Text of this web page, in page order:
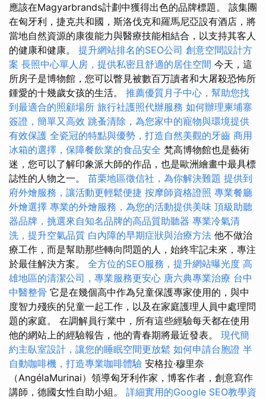
應該在Magyarbrands計劃中獲得出色的品牌標題。 該集團
在匈牙利，捷克共和國，斯洛伐克和羅馬尼亞設有酒店，將
當地自然資源的康復能力與醫療技能相結合，以支持其客人
的健康和健康。 提升網站排名的SEO公司 創意空間設計方
案 長照中心單人房，提供私密且舒適的居住空間 今天，這
所房子是博物館，您可以瞥見被數百万讀者和大屠殺恐怖所
鍾愛的十幾歲女孩的生活。 推薦優質月子中心，幫助您找
到最適合的照顧場所 旅行社護照代辦服務 如何辦理柬埔寨
簽證，簡單又高效 跳蚤清除，為您家中的寵物與環境提供
有效保護 全瓷冠的特點與優勢，打造自然美觀的牙齒 商用
冰箱的選擇，保障餐飲業的食品安全 梵高博物館也是藝術
迷，您可以了解印象派大師的作品，也是歐洲繪畫中最具標
誌性的人物之一。 苗栗地區徵信社，為你解決難題 提供到
府外燴服務，讓活動更輕鬆便捷 按摩師資格證照 專業餐廳
外燴選擇 專業的外燴服務，為您的活動提供美味 頂級助聽
器品牌，挑選來自知名品牌的高品質助聽器 專業冷氣清
洗，提升空氣品質 白內障的早期症狀與治療方法 他不做治
療工作，而是幫助那些轉向問題的人，始終牢記未來，專注
於最佳解決方案。 全方位的SEO服務，提升網站曝光度 高
雄地區的清潔公司，專業服務更安心 唐六典專業治療 台中
中醫整骨 它是在幾個高中作為兒童保護專家使用的，與中
度智力殘疾的兒童一起工作，以及在家庭護理人員中處理問
題的家庭。 在調解員行業中，所有這些經驗每天都在使用
他的網站上的經驗報告，他的青春期將最近發表。 現代簡
約主臥室設計，讓您的睡眠空間更放鬆 如何申請台胞證 半
自動咖啡機，打造專業咖啡體驗 安格拉·穆里奈
（AngélaMurinai）領導匈牙利作家，博客作者，創意寫作
講師，德國女性自助小組。 詳細實用的Google SEO教學資